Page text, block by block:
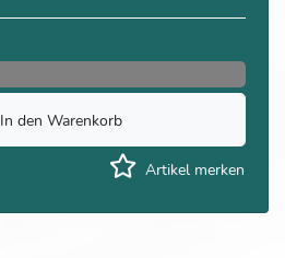
In den Warenkorb
Artikel merken